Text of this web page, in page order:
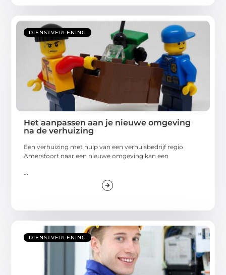
DIENSTVERLENING
Het aanpassen aan je nieuwe omgeving
na de verhuizing
Een verhuizing met hulp van een verhuisbedrijf regio
Amersfoort naar een nieuwe omgeving kan een
DIENSTVERLENING